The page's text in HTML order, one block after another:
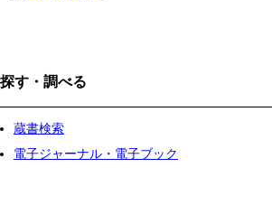
探す・調べる
蔵書検索
電子ジャーナル・電子ブック